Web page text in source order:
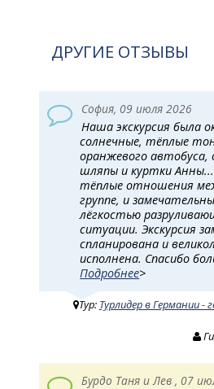
ДРУГИЕ ОТЗЫВЫ
София, 09 июля 2026
Наша экскурсия была
солнечные, тёплые
оранжевого автобуса,
шляпы и куртки
тёплые отношения
группе, и
лёгкостью
ситуации. Экскурсия
спланирована и
исполнена. Спасибо
Подробнее>
Тур: Турлидер в Германии -
Бурдо Таня и Лев , 07